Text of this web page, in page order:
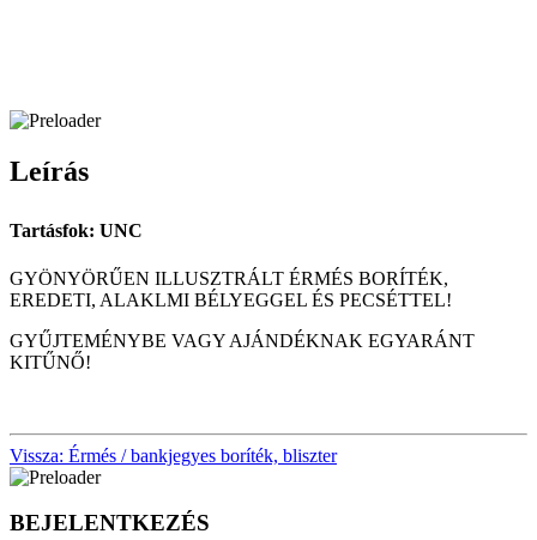
Leírás
Tartásfok: UNC
GYÖNYÖRŰEN ILLUSZTRÁLT ÉRMÉS BORÍTÉK,
EREDETI, ALAKLMI BÉLYEGGEL ÉS PECSÉTTEL!
GYŰJTEMÉNYBE VAGY AJÁNDÉKNAK EGYARÁNT
KITŰNŐ!
Vissza: Érmés / bankjegyes boríték, bliszter
BEJELENTKEZÉS